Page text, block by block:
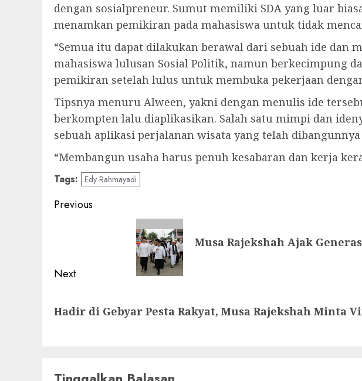
dengan sosialpreneur. Sumut memiliki SDA yang luar
menamkan pemikiran pada mahasiswa untuk tidak
“Semua itu dapat dilakukan berawal dari sebuah ide dan
mahasiswa lulusan Sosial Politik, namun berkecimpung
pemikiran setelah lulus untuk membuka pekerjaan
Tipsnya menuru Alween, yakni dengan menulis ide
berkompten lalu diaplikasikan. Salah satu mimpi dan
sebuah aplikasi perjalanan wisata yang telah
“Membangun usaha harus penuh kesabaran dan kerja
Tags: Edy Rahmayadi
Post
Previous
Musa Rajekshah Ajak
Next
post:
Hadir di Gebyar Pesta Rakyat, Musa Rajekshah Minta